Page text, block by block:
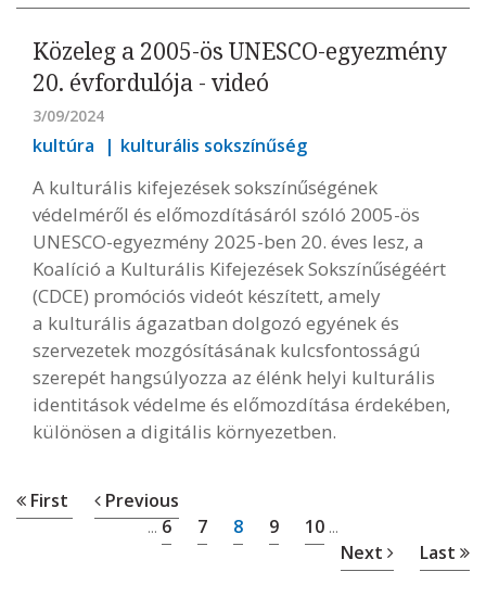
Közeleg a 2005-ös UNESCO-egyezmény
20. évfordulója - videó
3/09/2024
kultúra kulturális sokszínűség
A kulturális kifejezések sokszínűségének
védelméről és előmozdításáról szóló 2005-ös
UNESCO-egyezmény 2025-ben 20. éves lesz, a
Koalíció a Kulturális Kifejezések Sokszínűségéért
(CDCE) promóciós videót készített, amely
a kulturális ágazatban dolgozó egyének és
szervezetek mozgósításának kulcsfontosságú
szerepét hangsúlyozza az élénk helyi kulturális
identitások védelme és előmozdítása érdekében,
különösen a digitális környezetben.
First Previous
... 6 7 8 9 10 ...
Next Last